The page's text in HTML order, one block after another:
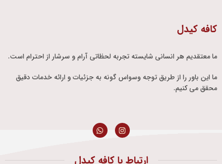
کافه کیدل
ما معتقدیم هر انسانی شایسته تجربه لحظاتی آرام و سرشار از احترام است.
ما این باور را از طریق توجه وسواس گونه به جزئیات و ارائه خدمات دقیق
محقق می کنیم.
ارتباط با کافه کیدل